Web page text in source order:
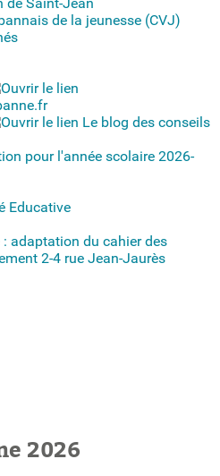
de la jeunesse (CVJ)
Le blog des conseils
pour l'année scolaire 2026-
Educative
adaptation du cahier des
2-4 rue Jean-Jaurès
2026